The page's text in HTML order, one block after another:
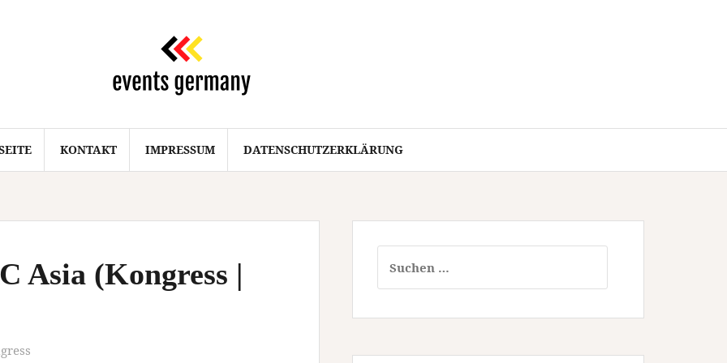
KONTAKT IMPRESSUM DATENSCHUTZERKLÄRUNG
Asia (Kongress |
nach: